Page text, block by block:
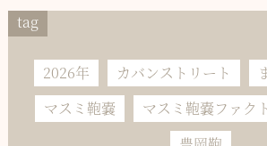
tag
2026年 カバンストリート
マスミ鞄嚢
マスミ鞄嚢ファク